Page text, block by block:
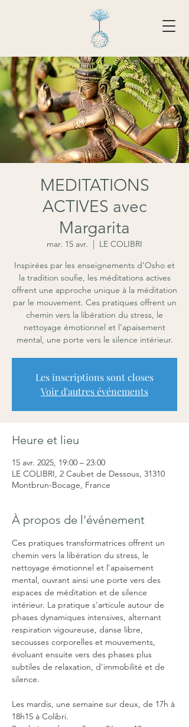
Tarifs - Réserver
MEDITATIONS
ACTIVES avec
Margarita
mar. 15 avr.
  |
LE COLIBRI
Inspirées par les enseignements d'Osho et
la tradition soufie, les méditations actives
offrent une approche unique à la méditation
par le mouvement. Ces pratiques offrent un
chemin vers la libération du stress, le
nettoyage émotionnel et l'apaisement
mental, une porte vers le silence intérieur.
Les inscriptions sont closes
Voir d'autres événements
Heure et lieu
15 avr. 2025, 19:00 – 23:00
LE COLIBRI, 2 Caubet de Dessous, 31310
Montbrun-Bocage, France
À propos de l'événement
Ces pratiques transformatrices offrent un
chemin vers la libération du stress, le
nettoyage émotionnel et l'apaisement
mental, ouvrant ainsi une porte vers des
espaces de méditation et de silence
intérieur. La pratique s'articule autour de
phases dynamiques intensives, alternant
respiration vigoureuse, danse libre,
secousses corporelles et mouvements,
évoluant ensuite vers des phases plus
subtiles de relaxation, d'immobilité et de
silence.
Les mardis, une semaine sur deux, de 17h à
18h15 à Colibri.